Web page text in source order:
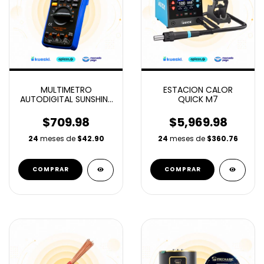
MULTIMETRO
AUTODIGITAL SUNSHINE
$709.98
24 meses de $42.90
ESTACION CALOR
QUICK M7
$5,969.98
24 meses de $360.76